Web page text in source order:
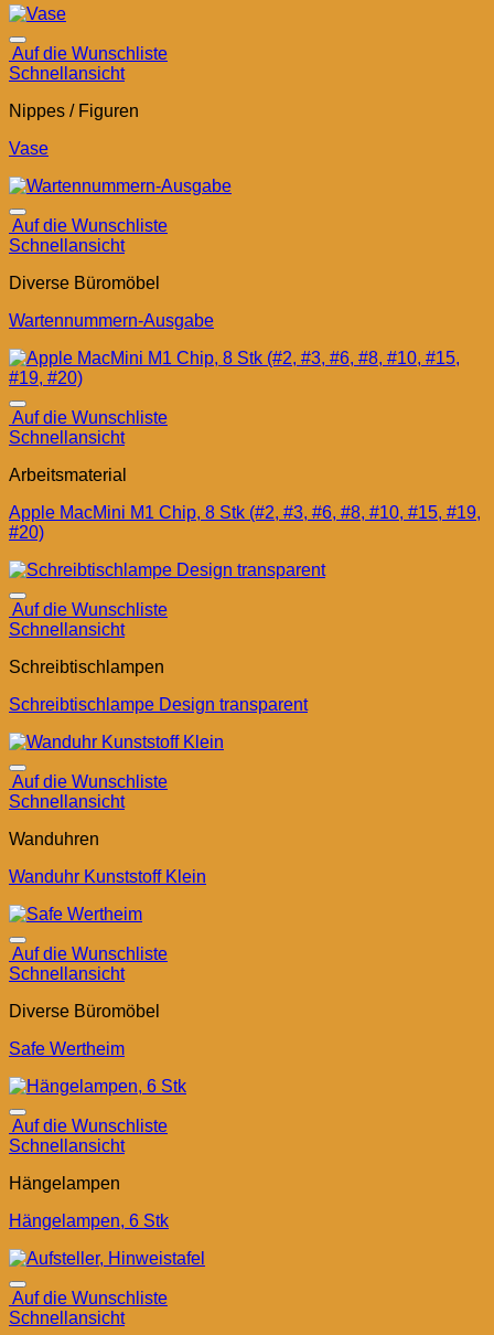
Auf die Wunschliste
Schnellansicht
Nippes / Figuren
Vase
Auf die Wunschliste
Schnellansicht
Diverse Büromöbel
Wartennummern-Ausgabe
Auf die Wunschliste
Schnellansicht
Arbeitsmaterial
Apple MacMini M1 Chip, 8 Stk (#2, #3, #6, #8, #10, #15, #19,
#20)
Auf die Wunschliste
Schnellansicht
Schreibtischlampen
Schreibtischlampe Design transparent
Auf die Wunschliste
Schnellansicht
Wanduhren
Wanduhr Kunststoff Klein
Auf die Wunschliste
Schnellansicht
Diverse Büromöbel
Safe Wertheim
Auf die Wunschliste
Schnellansicht
Hängelampen
Hängelampen, 6 Stk
Auf die Wunschliste
Schnellansicht